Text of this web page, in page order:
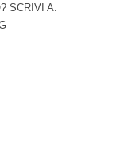
SCRIVI A: